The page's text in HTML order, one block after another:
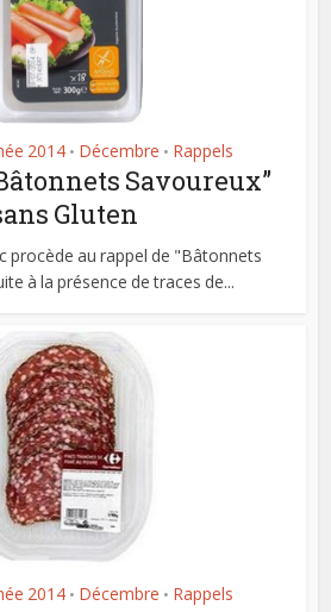
2014 • Décembre • Rappels
Savoureux”
Gluten
procède au rappel de "Bâtonnets
à la présence de traces de...
2014 • Décembre • Rappels